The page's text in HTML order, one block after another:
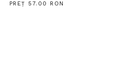
PREȚ 57.00 RON